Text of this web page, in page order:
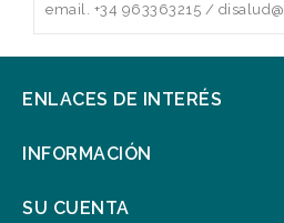
email. +34 963363215 /
ENLACES DE INTERÉS
INFORMACIÓN
SU CUENTA